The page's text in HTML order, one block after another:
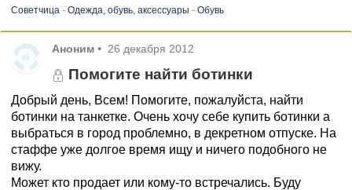
Советчица- Одежда, обувь, аксессуары - Обувь
Аноним • 26 декабря 2012
Помогите найти ботинки
Добрый день, Всем! Помогите, пожалуйста, найти
ботинки на танкетке. Очень хочу себе купить ботинки а
выбраться в город проблемно, в декретном отпуске. На
стаффе уже долгое время ищу и ничего подобного не
вижу.
Может кто продает или кому-то встречались. Буду